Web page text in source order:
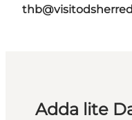
Adda lite